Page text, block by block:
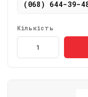
(068) 644-39-
Кількість